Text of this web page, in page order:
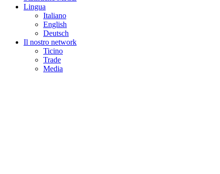
Lingua
Italiano
English
Deutsch
Il nostro network
Ticino
Trade
Media